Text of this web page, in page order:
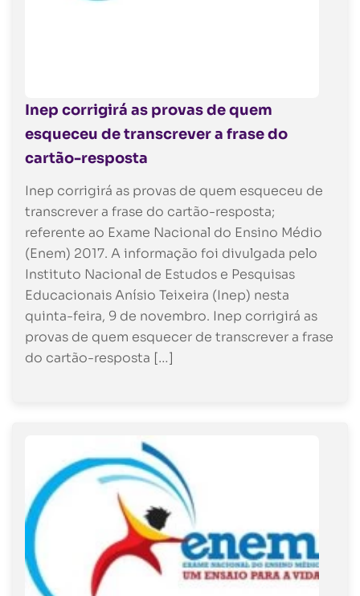
Inep corrigirá as provas de quem
esqueceu de transcrever a frase do
cartão-resposta
Inep corrigirá as provas de quem esqueceu de
transcrever a frase do cartão-resposta;
referente ao Exame Nacional do Ensino Médio
(Enem) 2017. A informação foi divulgada pelo
Instituto Nacional de Estudos e Pesquisas
Educacionais Anísio Teixeira (Inep) nesta
quinta-feira, 9 de novembro. Inep corrigirá as
provas de quem esquecer de transcrever a frase
do cartão-resposta […]